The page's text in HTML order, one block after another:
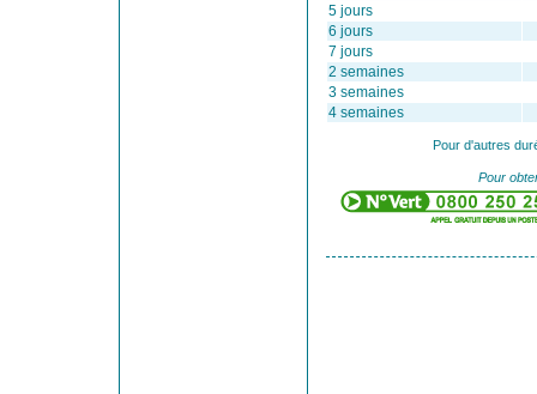
5 jours
6 jours
7 jours
2 semaines
3 semaines
4 semaines
Pour d'autres
Pour